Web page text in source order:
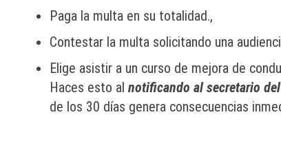
Paga la multa en su totalidad.,
Contestar la multa solicitando una
Elige asistir a un curso de mejora de
Haces esto al notificando al secretario
de los 30 días genera consecuencias